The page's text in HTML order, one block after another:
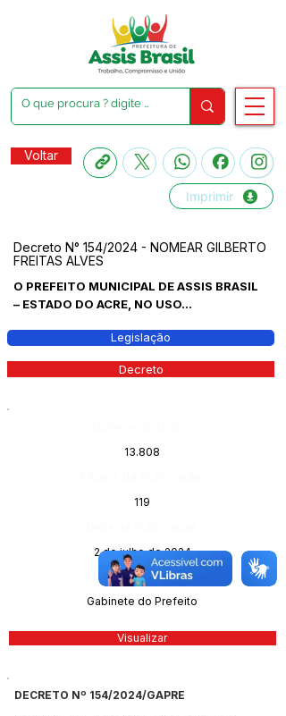
Voltar
Imprimir
Decreto N° 154/2024 - NOMEAR GILBERTO
FREITAS ALVES
O PREFEITO MUNICIPAL DE ASSIS BRASIL
– ESTADO DO ACRE, NO USO...
Legislação
Decreto
13.808
119
2 de julho de 2024
Órgão:
Gabinete do Prefeito
Visualizar
DECRETO Nº 154/2024/GAPRE